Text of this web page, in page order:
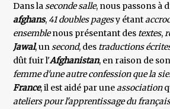
Dans laseconde salle, nous passons à
afghans, 41 doubles pagesy étant
ensemblenous présentant des textes,
Jawal, unsecond, des traductions
dût fuir l'Afghanistan, en raison de
femme d'une autre confessionque la
France, il est aidé par uneassociation
ateliers pour l'apprentissage du